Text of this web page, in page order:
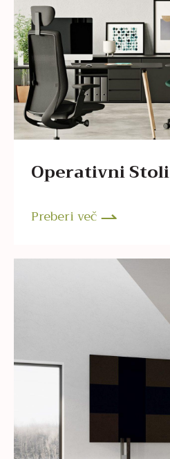
Operativni Stoli
Preberi več